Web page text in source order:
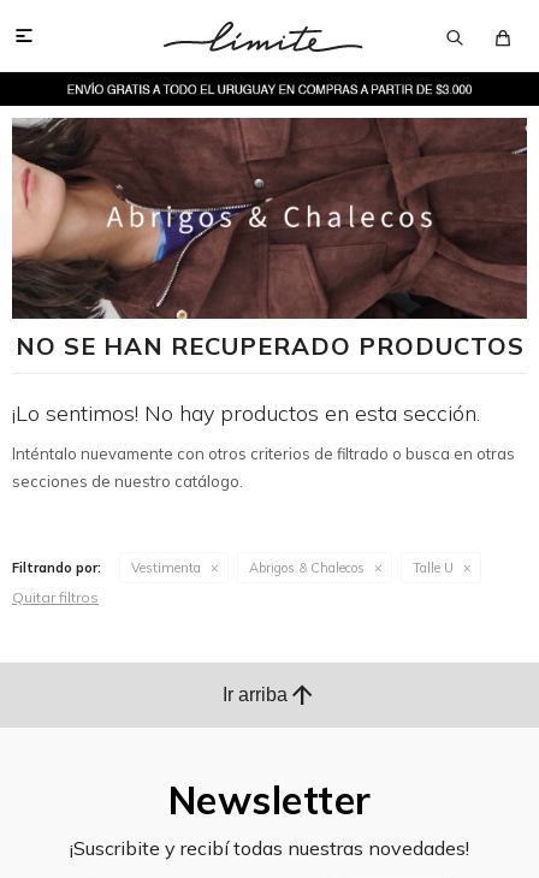

NO SE HAN RECUPERADO PRODUCTOS
¡Lo sentimos! No hay productos en esta sección.
Inténtalo nuevamente con otros criterios de filtrado o busca en otras
secciones de nuestro catálogo.
Filtrando por: Vestimenta Abrigos & Chalecos Talle U
Quitar filtros
Ir arriba arrow_upward
Newsletter
¡Suscribite y recibí todas nuestras novedades!